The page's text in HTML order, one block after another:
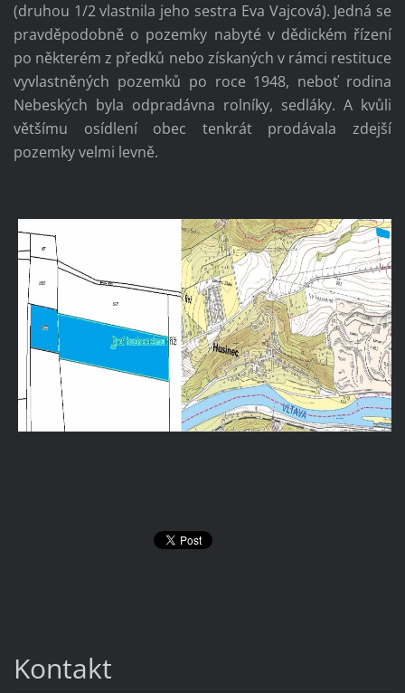
(druhou 1/2 vlastnila jeho sestra Eva Vajcová). Jedná se
pravděpodobně o pozemky nabyté v dědickém řízení
po některém z předků nebo získaných v rámci restituce
vyvlastněných pozemků po roce 1948, neboť rodina
Nebeských byla odpradávna rolníky, sedláky. A kvůli
většímu osídlení obec tenkrát prodávala zdejší
pozemky velmi levně.
Kontakt